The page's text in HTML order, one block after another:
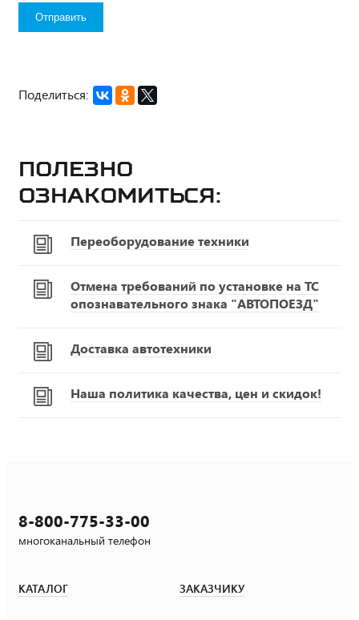
Поделиться:
Полезно
ознакомиться:
Переоборудование техники
Отмена требований по установке на ТС
опознавательного знака "АВТОПОЕЗД"
Доставка автотехники
Наша политика качества, цен и скидок!
8-800-775-33-00
многоканальный телефон
КАТАЛОГ ЗАКАЗЧИКУ